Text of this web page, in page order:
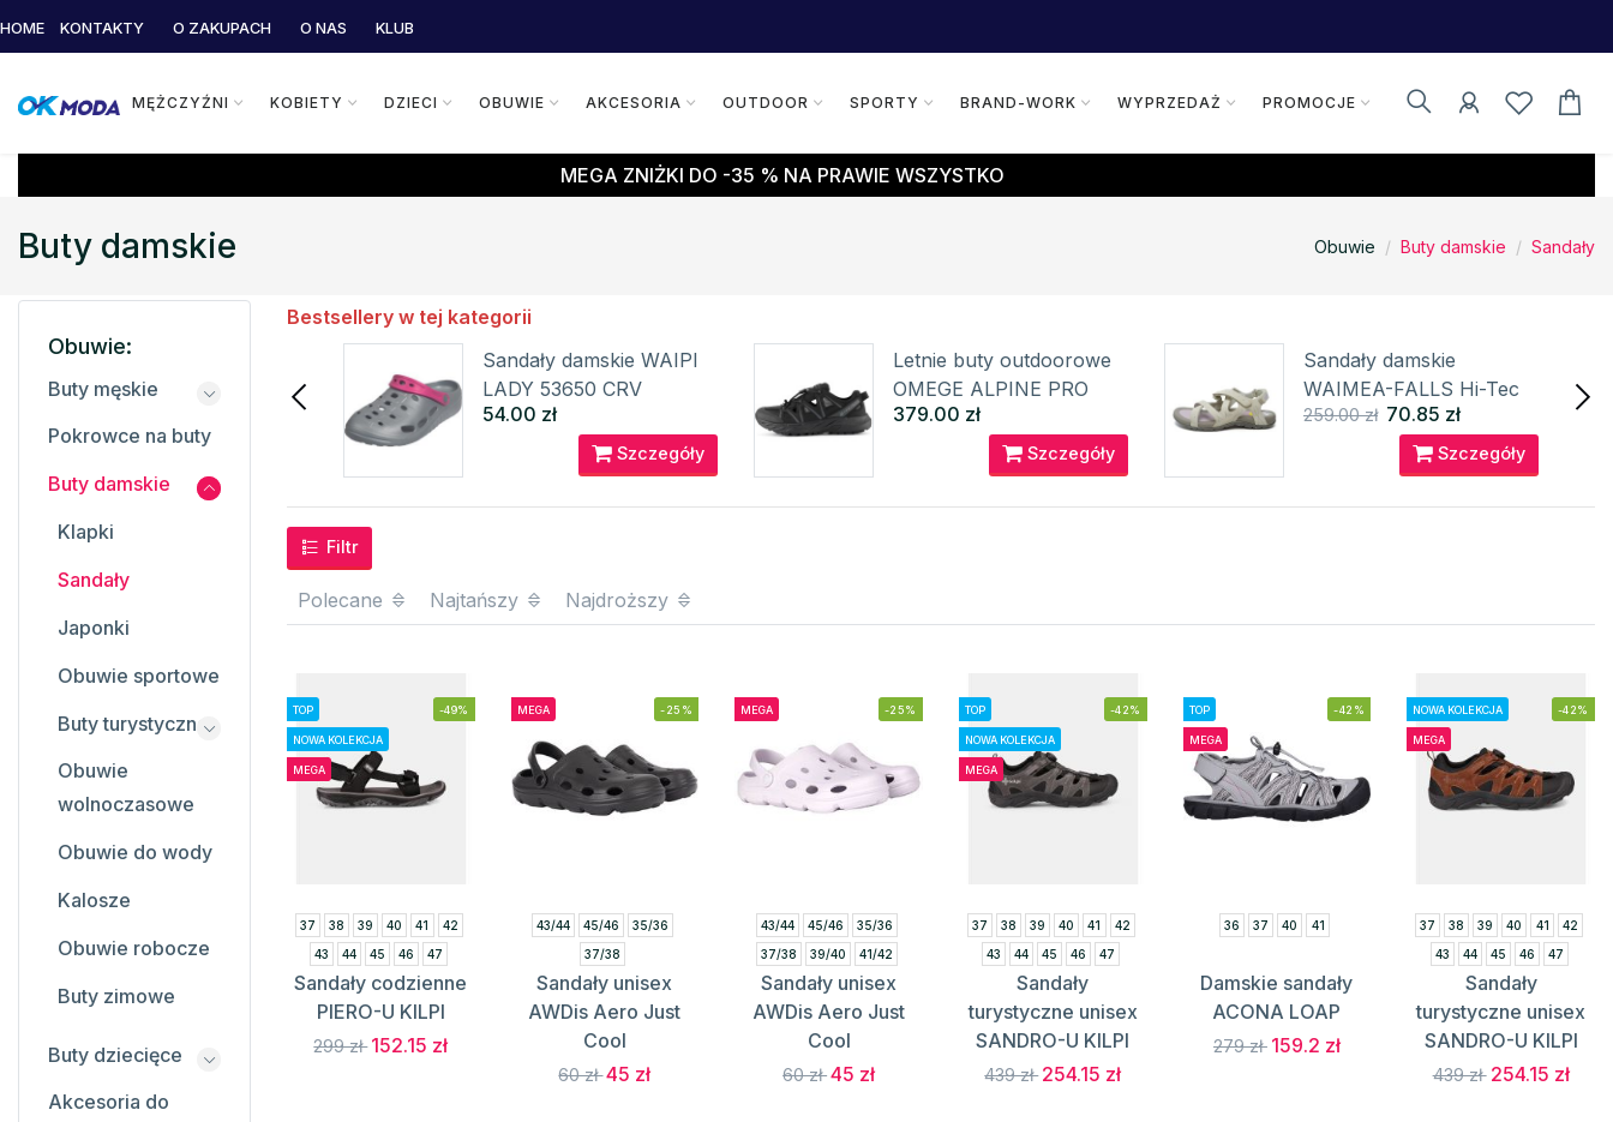
HOME KONTAKTY O ZAKUPACH O NAS KLUB
MĘŻCZYŹNI KOBIETY DZIECI OBUWIE AKCESORIA OUTDOOR SPORTY BRAND-WORK WYPRZEDAŻ PROMOCJE
MEGA ZNIŻKI DO -35 % NA PRAWIE WSZYSTKO
Buty damskie Obuwie Buty damskie Sandały
Bestsellery w tej kategorii
Damskie sandały EDEBA
ALPINE PRO
Szczegóły
Sandały damskie WAIPI
LADY 53650 CRV
54.00 zł
Szczegóły
Letnie buty outdoorowe
OMEGE ALPINE PRO
379.00 zł
Szczegóły
Sandały damskie
WAIMEA-FALLS Hi-Tec
259.00 zł 70.85 zł
Szczegóły
Filtr
Polecane Najtańszy Najdroższy
TOP
NOWA KOLEKCJA
MEGA
-49%
37 38 39 40 41
42
43
44 45 46 47
Sandały codzienne
PIERO-U KILPI
299 zł 152.15 zł
MEGA -25%
43/44 45/46
35/36
37/38
Sandały unisex
AWDis Aero Just
Cool
60 zł45 zł
MEGA -25%
43/44 45/46
35/36
37/38
39/40 41/42
Sandały unisex
AWDis Aero Just
Cool
60 zł45 zł
TOP
NOWA KOLEKCJA
MEGA
-42%
37 38 39 40 41
42
43
44 45 46 47
Sandały
turystyczne unisex
SANDRO-U KILPI
439 zł 254.15 zł
TOP
MEGA
-42%
36 37 40 41
Damskie sandały
ACONA LOAP
279 zł 159.2 zł
NOWA KOLEKCJA
MEGA
-42%
37 38 39 40 41
42
43
44 45 46 47
Sandały
turystyczne unisex
SANDRO-U KILPI
439 zł 254.15 zł
Obuwie:
Buty męskie
Pokrowce na buty
Buty damskie
Klapki
Sandały
Japonki
Obuwie sportowe
Buty turystyczne
Obuwie
wolnoczasowe
Obuwie do wody
Kalosze
Obuwie robocze
Buty zimowe
Buty dziecięce
Akcesoria do